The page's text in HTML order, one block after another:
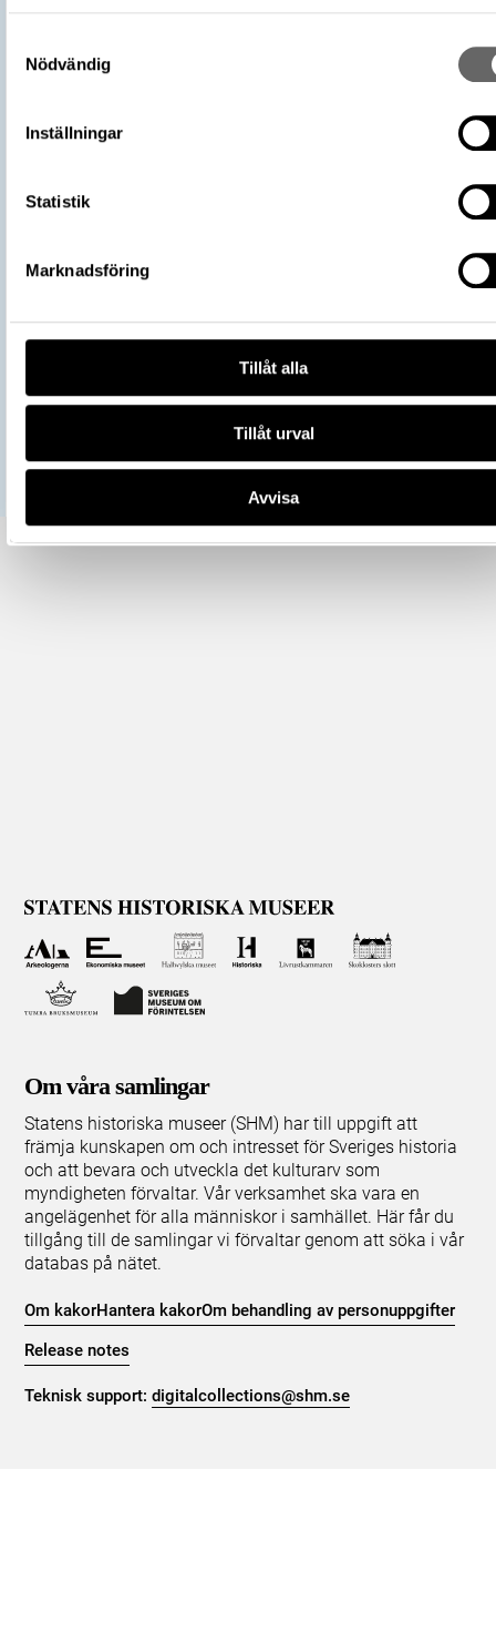
Nödvändig
Inställningar
Statistik
Marknadsföring
Tillåt alla
Tillåt urval
Avvisa
Plats: Västerås domkyrka, Socken:
Landskap: Västmanland, Land: Sverige
https://samlingar.shm.se/object/
All textinformation (metadata) på denna sida är fri att använda
licensen CC0.
Om våra samlingar
Statens historiska museer (SHM) har till uppgift att
främja kunskapen om och intresset för Sveriges historia
och att bevara och utveckla det kulturarv som
myndigheten förvaltar. Vår verksamhet ska vara en
angelägenhet för alla människor i samhället. Här får du
tillgång till de samlingar vi förvaltar genom att söka i vår
databas på nätet.
Om kakorHantera kakorOm behandling av personuppgifter
Release notes
Teknisk support:digitalcollections@shm.se